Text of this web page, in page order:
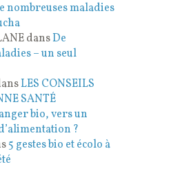
nombreuses maladies
dansDe
– un seul
LES CONSEILS
SANTÉ
bio, vers un
?
5 gestes bio et écolo à